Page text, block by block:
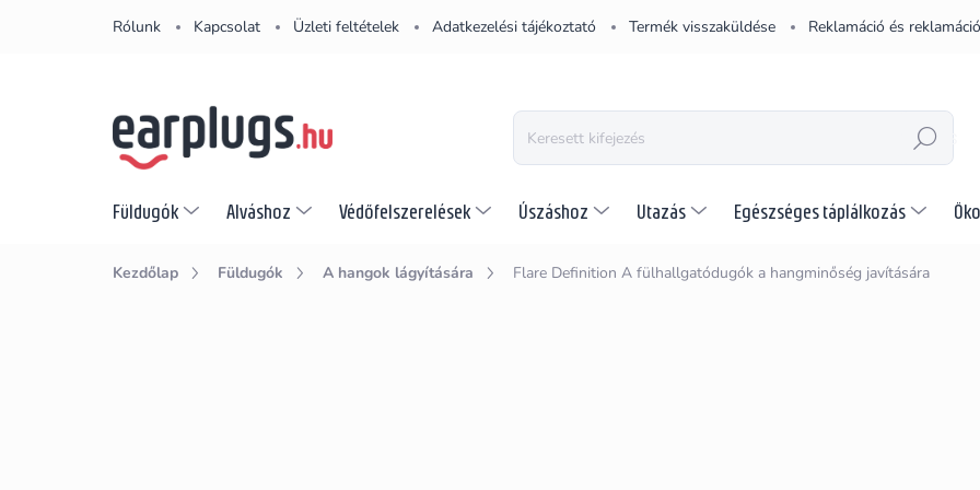
Rólunk Kapcsolat Üzleti feltételek Adatkezelési tájékoztató Termék visszaküldése Reklamáció és
KERESÉS
Füldugók Alváshoz Védőfelszerelések Úszáshoz Utazás Egészséges táplálkozás
Kezdőlap Füldugók A hangok lágyítására Flare Definition A fülhallgatódugók a hangminőség javítására